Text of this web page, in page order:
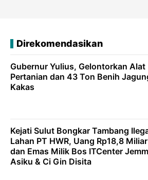
Direkomendasikan
Gubernur Yulius, Gelontorkan Alat
Pertanian dan 43 Ton Benih
Kakas
Kejati Sulut Bongkar Tambang
Lahan PT HWR, Uang Rp18,8 Miliar
dan Emas Milik Bos ITCenter
Asiku & Ci Gin Disita